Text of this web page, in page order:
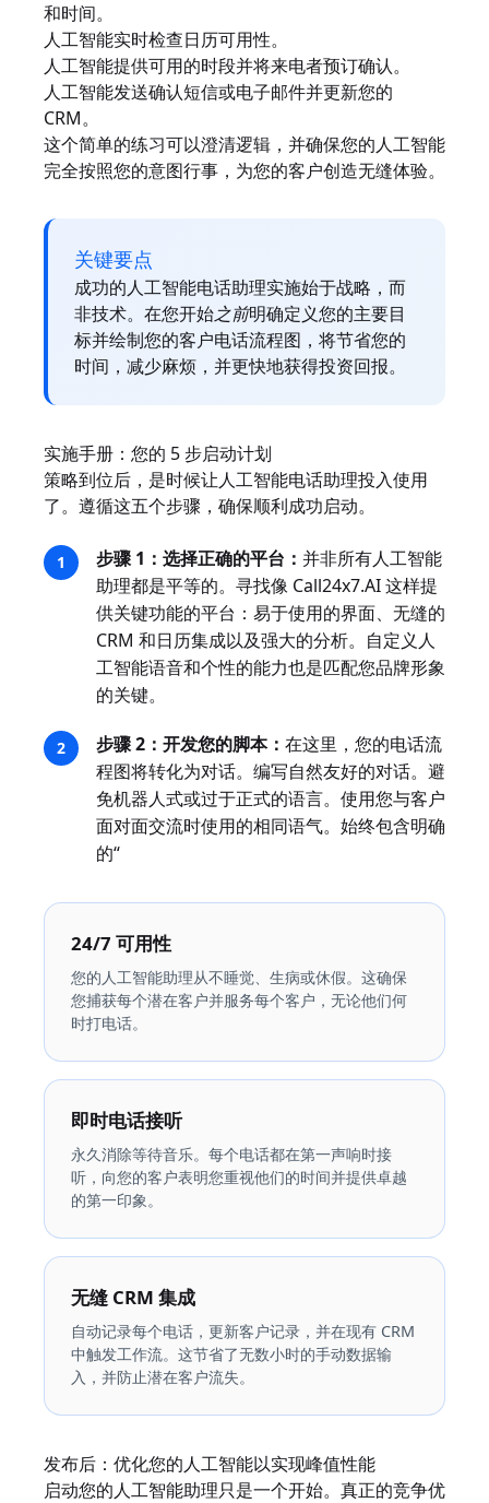
和时间。
人工智能实时检查日历可用性。
人工智能提供可用的时段并将来电者预订确认。
人工智能发送确认短信或电子邮件并更新您的
CRM。
这个简单的练习可以澄清逻辑，并确保您的人工智能
完全按照您的意图行事，为您的客户创造无缝体验。
关键要点
成功的人工智能电话助理实施始于战略，而
非技术。在您开始之前明确定义您的主要目
标并绘制您的客户电话流程图，将节省您的
时间，减少麻烦，并更快地获得投资回报。
实施手册：您的 5 步启动计划
策略到位后，是时候让人工智能电话助理投入使用
了。遵循这五个步骤，确保顺利成功启动。
步骤 1：选择正确的平台： 并非所有人工智能
助理都是平等的。寻找像 Call24x7.AI 这样提
供关键功能的平台：易于使用的界面、无缝的
CRM 和日历集成以及强大的分析。自定义人
工智能语音和个性的能力也是匹配您品牌形象
的关键。
步骤 2：开发您的脚本： 在这里，您的电话流
程图将转化为对话。编写自然友好的对话。避
免机器人式或过于正式的语言。使用您与客户
面对面交流时使用的相同语气。始终包含明确
的“
24/7 可用性
您的人工智能助理从不睡觉、生病或休假。这确保
您捕获每个潜在客户并服务每个客户，无论他们何
时打电话。
即时电话接听
永久消除等待音乐。每个电话都在第一声响时接
听，向您的客户表明您重视他们的时间并提供卓越
的第一印象。
无缝 CRM 集成
自动记录每个电话，更新客户记录，并在现有 CRM
中触发工作流。这节省了无数小时的手动数据输
入，并防止潜在客户流失。
发布后：优化您的人工智能以实现峰值性能
启动您的人工智能助理只是一个开始。真正的竞争优